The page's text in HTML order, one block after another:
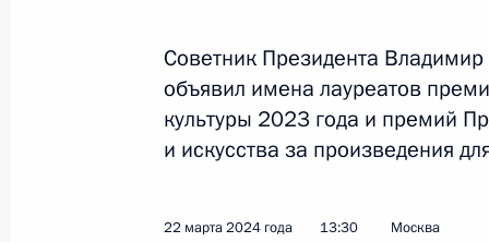
19 апреля 2024 года, 19:15
Встреча с Эмиром Кустурицей
Советник Президента
объявил имена лауреатов
культуры 2023 года и премий
и искусства за произведения
22 марта 2024 года 13:30 Москва